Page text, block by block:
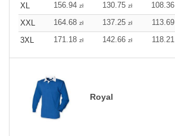
XL
156.94 zł 130.75 zł 108.36
XXL
164.68 zł 137.25 zł 113.69
3XL
171.18 zł 142.66 zł 118.21
Royal